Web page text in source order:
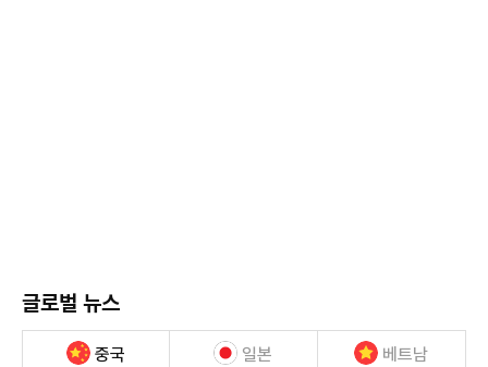
글로벌 뉴스
중국 일본 베트남